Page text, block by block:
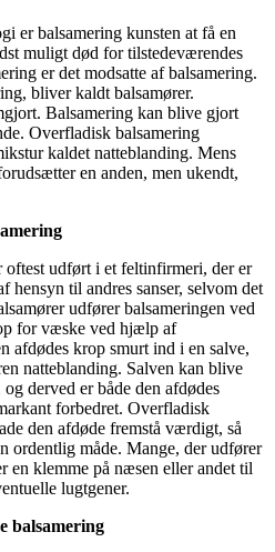
er balsamering kunsten at få en
muligt død for tilstedeværendes
er det modsatte af balsamering.
bliver kaldt balsamører.
Balsamering kan blive gjort
Overfladisk balsamering
kaldet natteblanding. Mens
en anden, men ukendt,
udført i et feltinfirmeri, der er
hensyn til andres sanser, selvom det
udfører balsameringen ved
for væske ved hjælp af
afdødes krop smurt ind i en salve,
natteblanding. Salven kan blive
derved er både den afdødes
forbedret. Overfladisk
den afdøde fremstå værdigt, så
ordentlig måde. Mange, der udfører
en klemme på næsen eller andet til
lugtgener.
balsamering